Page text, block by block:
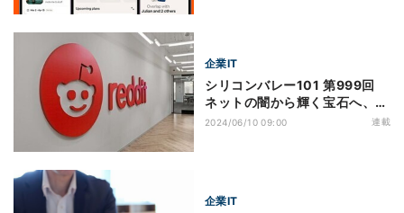
企業IT
シリコンバレー101 第999回
ネットの闇から輝く宝石へ、生
成AI時代の寵児になった「米国
2024/06/10 09:00 連載
企業IT